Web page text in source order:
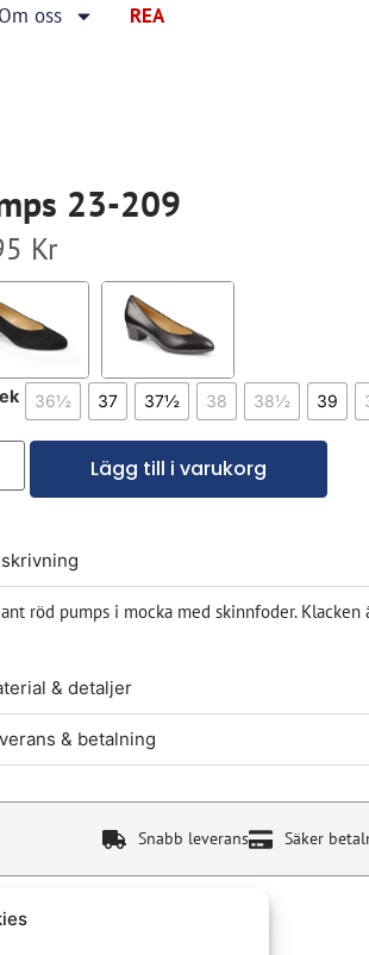
Om oss REA
23-209
Kr
36½ 37 37½ 38 38½ 39
Lägg till i varukorg
röd pumps i mocka med skinnfoder.
& detaljer
& betalning
Snabb leverans Säker